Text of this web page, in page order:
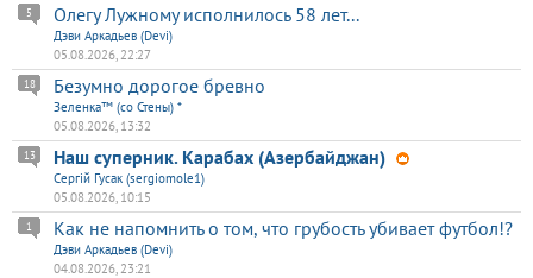
Олегу Лужному исполнилось 58 лет...
5
Дэви Аркадьев (Devi)
05.08.2026, 22:27
Безумно дорогое бревно
18
Зеленка™ (со Стены) *
05.08.2026, 13:32
Наш суперник. Карабах (Азербайджан)
13
Сергій Гусак (sergiomole1)
05.08.2026, 10:15
Как не напомнить о том, что грубость убивает футбол!?
1
Дэви Аркадьев (Devi)
04.08.2026, 23:21